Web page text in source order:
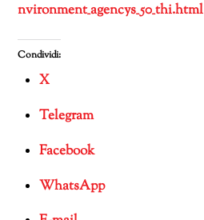
nvironment_agencys_50_thi.html
Condividi:
X
Telegram
Facebook
WhatsApp